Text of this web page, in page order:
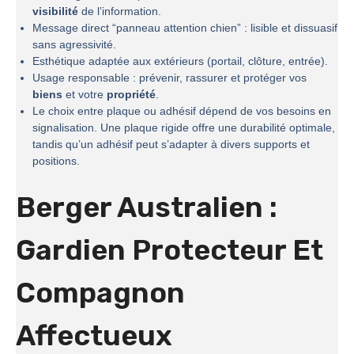
visibilité de l’information.
Message direct “panneau attention chien” : lisible et dissuasif
sans agressivité.
Esthétique adaptée aux extérieurs (portail, clôture, entrée).
Usage responsable : prévenir, rassurer et protéger vos
biens et votre propriété.
Le choix entre plaque ou adhésif dépend de vos besoins en
signalisation. Une plaque rigide offre une durabilité optimale,
tandis qu’un adhésif peut s’adapter à divers supports et
positions.
Berger Australien :
Gardien Protecteur Et
Compagnon
Affectueux